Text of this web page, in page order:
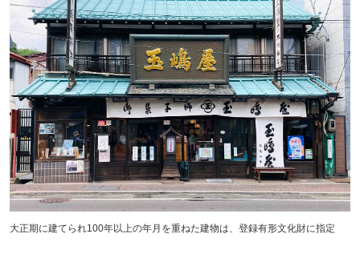
大正期に建てられ100年以上の年月を重ねた建物は、登録有形文化財に指定